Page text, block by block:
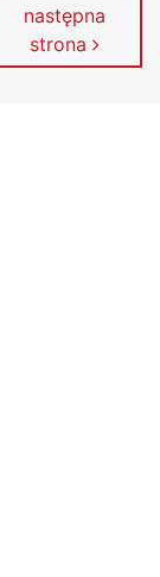
następna
strona